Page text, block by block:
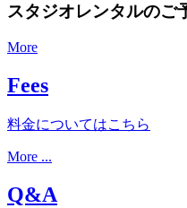
スタジオレンタルのご
More
Fees
料金についてはこちら
More ...
Q&A